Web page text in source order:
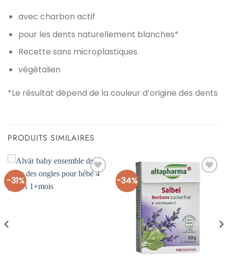
avec charbon actif
pour les dents naturellement blanches*
Recette sans microplastiques
végétalien
*Le résultat dépend de la couleur d’origine des dents
PRODUITS SIMILAIRES
-31% -34%